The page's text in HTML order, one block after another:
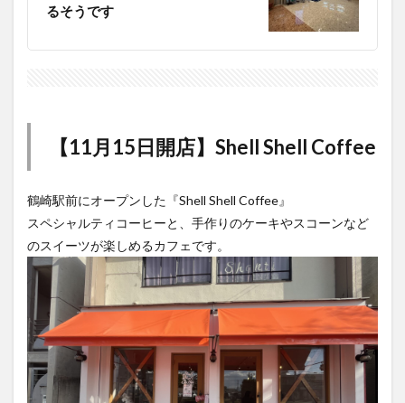
るそうです
【11月15日開店】Shell Shell Coffee
鶴崎駅前にオープンした『Shell Shell Coffee』
スペシャルティコーヒーと、手作りのケーキやスコーンなど
のスイーツが楽しめるカフェです。